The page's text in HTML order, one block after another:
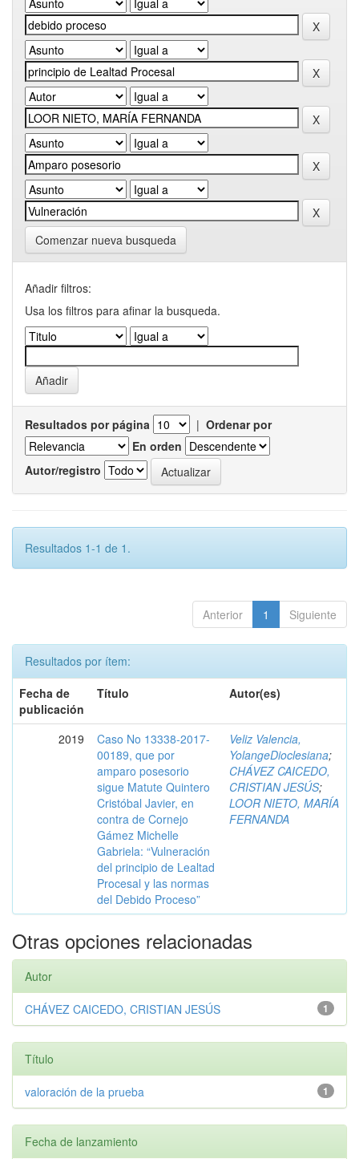
Comenzar nueva busqueda
Añadir filtros:
Usa los filtros para afinar la busqueda.
Resultados por página | Ordenar por
En orden
Autor/registro
Resultados 1-1 de 1.
Anterior 1 Siguiente
Resultados por ítem:
Fecha de
publicación
Título Autor(es)
2019
Caso No 13338-2017-
00189, que por
amparo posesorio
sigue Matute Quintero
Cristóbal Javier, en
contra de Cornejo
Gámez Michelle
Gabriela: “Vulneración
del principio de Lealtad
Procesal y las normas
del Debido Proceso”
Veliz Valencia,
YolangeDioclesiana;
CHÁVEZ CAICEDO,
CRISTIAN JESÚS;
LOOR NIETO, MARÍA
FERNANDA
Otras opciones relacionadas
Autor
1
CHÁVEZ CAICEDO, CRISTIAN JESÚS
Título
1
valoración de la prueba
Fecha de lanzamiento